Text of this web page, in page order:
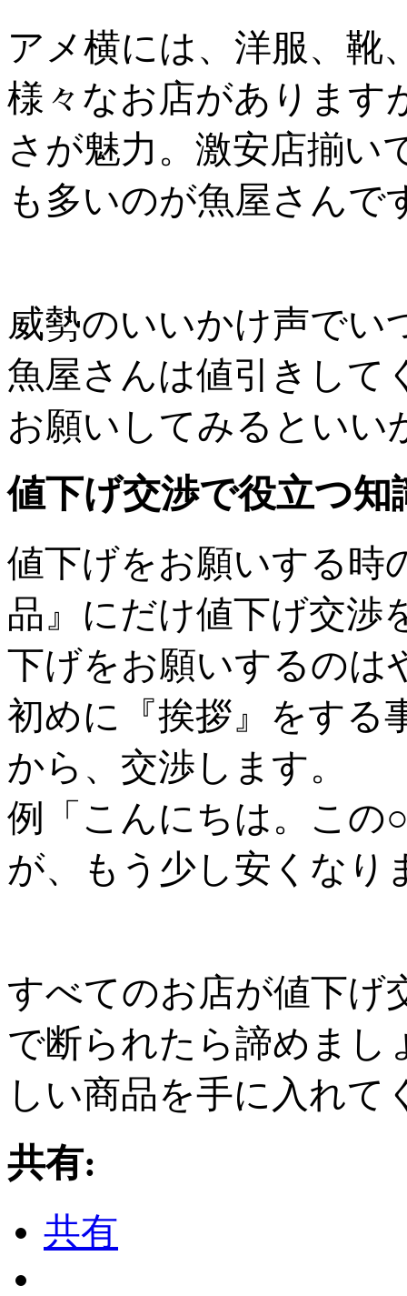
アメ横には、洋服、靴
様々なお店があります
さが魅力。激安店揃い
も多いのが魚屋さんで
威勢のいいかけ声でい
魚屋さんは値引きして
お願いしてみるといい
値下げ交渉で役立つ知
値下げをお願いする時
品』にだけ値下げ交渉
下げをお願いするのは
初めに『挨拶』をする
から、交渉します。
例「こんにちは。この
が、もう少し安くなり
すべてのお店が値下げ
で断られたら諦めまし
しい商品を手に入れて
共有:
共有